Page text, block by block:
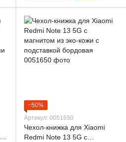
−50%
Артикул: 0051650
Чехол-книжка для Xiaomi
Redmi Note 13 5G с